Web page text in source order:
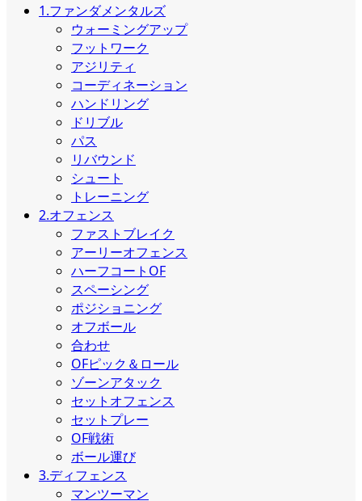
1.ファンダメンタルズ
ウォーミングアップ
フットワーク
アジリティ
コーディネーション
ハンドリング
ドリブル
パス
リバウンド
シュート
トレーニング
2.オフェンス
ファストブレイク
アーリーオフェンス
ハーフコートOF
スペーシング
ポジショニング
オフボール
合わせ
OFピック＆ロール
ゾーンアタック
セットオフェンス
セットプレー
OF戦術
ボール運び
3.ディフェンス
マンツーマン